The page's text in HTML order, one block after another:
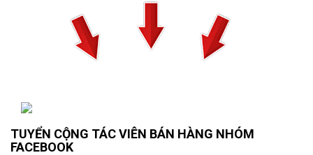
TUYỂN CỘNG TÁC VIÊN BÁN HÀNG NHÓM
FACEBOOK